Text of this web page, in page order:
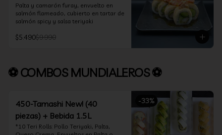
Palta y camarón furay, envuelto en
salmón flameado, cubierto en tartar de
salmón spicy y salsa teriyaki
$5.490$9.990
⚽ COMBOS MUNDIALEROS ⚽
-33%
450-Tamashi New! (40
piezas) + Bebida 1.5L
*10 Teri Rolls: Pollo Teriyaki, Palta,